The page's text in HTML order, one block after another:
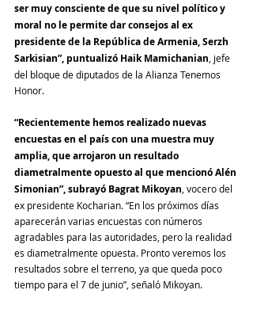
ser muy consciente de que su nivel político y
moral no le permite dar consejos al ex
presidente de la República de Armenia, Serzh
Sarkisian”, puntualizó Haik Mamichanian, jefe
del bloque de diputados de la Alianza Tenemos
Honor.
“Recientemente hemos realizado nuevas
encuestas en el país con una muestra muy
amplia, que arrojaron un resultado
diametralmente opuesto al que mencionó Alén
Simonian”, subrayó Bagrat Mikoyan, vocero del
ex presidente Kocharian. “En los próximos días
aparecerán varias encuestas con números
agradables para las autoridades, pero la realidad
es diametralmente opuesta. Pronto veremos los
resultados sobre el terreno, ya que queda poco
tiempo para el 7 de junio”, señaló Mikoyan.